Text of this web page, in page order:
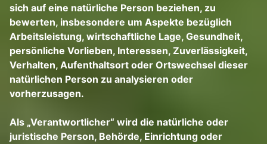
sich auf eine natürliche Person beziehen, zu
bewerten, insbesondere um Aspekte bezüglich
Arbeitsleistung, wirtschaftliche Lage, Gesundheit,
persönliche Vorlieben, Interessen, Zuverlässigkeit,
Verhalten, Aufenthaltsort oder Ortswechsel dieser
natürlichen Person zu analysieren oder
vorherzusagen.
Als „Verantwortlicher“ wird die natürliche oder
juristische Person, Behörde, Einrichtung oder